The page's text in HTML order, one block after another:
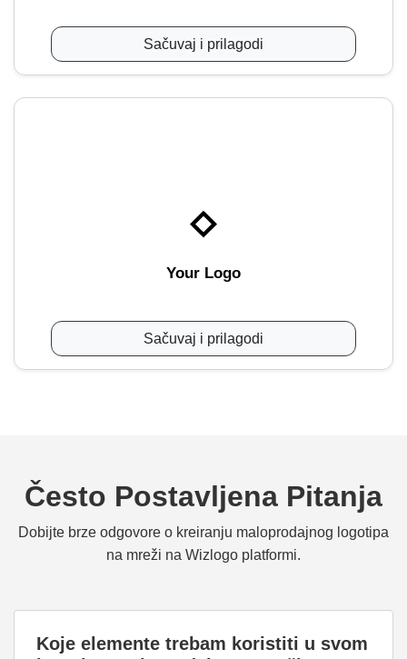
Sačuvaj i prilagodi
Your Logo
Sačuvaj i prilagodi
Često Postavljena Pitanja
Dobijte brze odgovore o kreiranju maloprodajnog logotipa
na mreži na Wizlogo platformi.
Koje elemente trebam koristiti u svom